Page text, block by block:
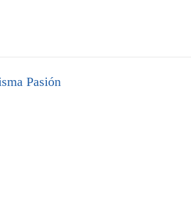
Pasión